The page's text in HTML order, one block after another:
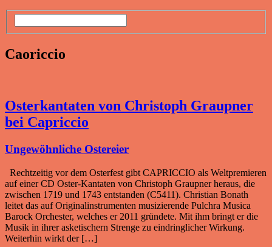
Caoriccio
Osterkantaten von Christoph Graupner
bei Capriccio
Ungewöhnliche Ostereier
Rechtzeitig vor dem Osterfest gibt CAPRICCIO als Weltpremieren
auf einer CD Oster-Kantaten von Christoph Graupner heraus, die
zwischen 1719 und 1743 entstanden (C5411). Christian Bonath
leitet das auf Originalinstrumenten musizierende Pulchra Musica
Barock Orchester, welches er 2011 gründete. Mit ihm bringt er die
Musik in ihrer asketischern Strenge zu eindringlicher Wirkung.
Weiterhin wirkt der […]